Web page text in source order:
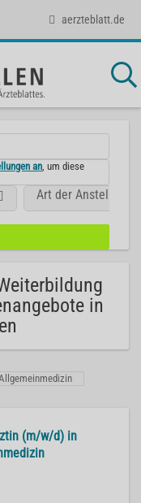
aerzteblatt.de
an , um diese
Art der Anstellung
in
(m/w/d) in